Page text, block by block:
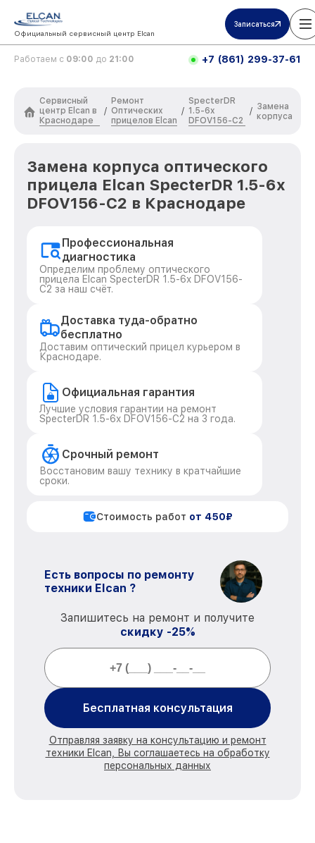
Официальный сервисный центр Elcan
Записаться
Работаем с 09:00 до 21:00 +7 (861) 299-37-61
Сервисный
центр Elcan в
Краснодаре
/
Ремонт
Оптических
прицелов Elcan
/
SpecterDR
1.5-6x
DFOV156-C2
/ Замена
корпуса
Замена корпуса оптического
прицела Elcan SpecterDR 1.5-6x
DFOV156-C2 в Краснодаре
Профессиональная
диагностика
Определим проблему оптического
прицела Elcan SpecterDR 1.5-6x DFOV156-
C2 за наш счёт.
Доставка туда-обратно
бесплатно
Доставим оптический прицел курьером в
Краснодаре.
Официальная гарантия
Лучшие условия гарантии на ремонт
SpecterDR 1.5-6x DFOV156-C2 на 3 года.
Срочный ремонт
Восстановим вашу технику в кратчайшие
сроки.
Стоимость работ от 450₽
Есть вопросы по ремонту
техники Elcan ?
Запишитесь на ремонт и получите
скидку -25%
Бесплатная консультация
Отправляя заявку на консультацию и ремонт
техники Elcan, Вы соглашаетесь на обработку
персональных данных